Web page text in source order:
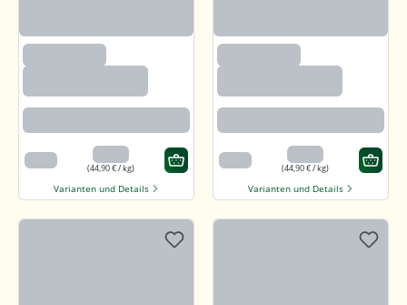
100 g 4,49 €
(44,90 € / kg)
Varianten und Details
100 g 4,49 €
(44,90 € / kg)
Varianten und Details